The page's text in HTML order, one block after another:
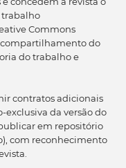
trabalho
Commons
do
do trabalho e
contratos adicionais
da versão do
em repositório
com reconhecimento